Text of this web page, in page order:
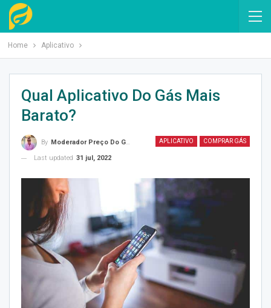
Home Aplicativo
Qual Aplicativo Do Gás Mais
Barato?
APLICATIVO COMPRAR GÁS
By Moderador Preço Do Gás
Last updated 31 jul, 2022